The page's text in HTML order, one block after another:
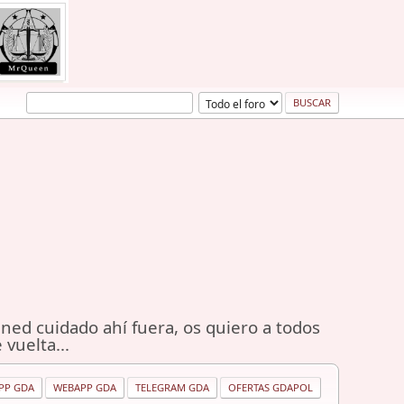
cuidado ahí fuera, os quiero a todos
vuelta...
GDA WEBAPP GDA TELEGRAM GDA OFERTAS GDAPOL